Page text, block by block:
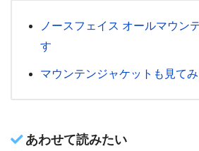
ノースフェイス オールマウン
す
マウンテンジャケットも見てみ
あわせて読みたい